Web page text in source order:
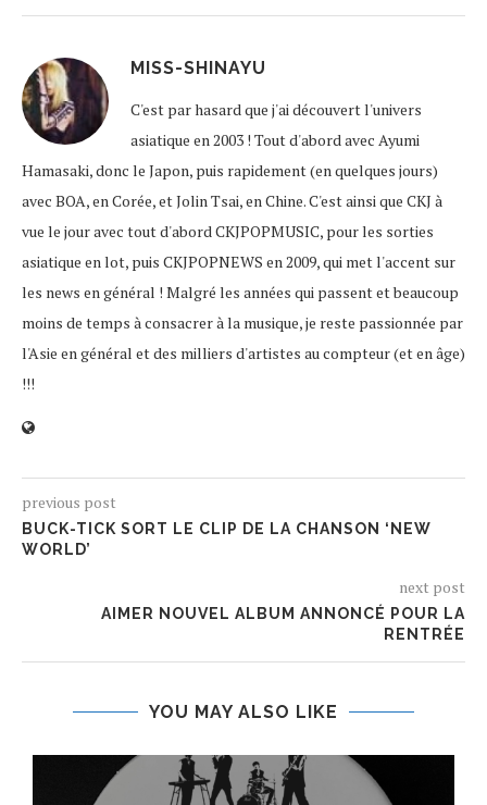
MISS-SHINAYU
C'est par hasard que j'ai découvert l'univers
asiatique en 2003 ! Tout d'abord avec Ayumi
Hamasaki, donc le Japon, puis rapidement (en quelques jours)
avec BOA, en Corée, et Jolin Tsai, en Chine. C'est ainsi que CKJ à
vue le jour avec tout d'abord CKJPOPMUSIC, pour les sorties
asiatique en lot, puis CKJPOPNEWS en 2009, qui met l'accent sur
les news en général ! Malgré les années qui passent et beaucoup
moins de temps à consacrer à la musique, je reste passionnée par
l'Asie en général et des milliers d'artistes au compteur (et en âge)
!!!
previous post
BUCK-TICK SORT LE CLIP DE LA CHANSON ‘NEW
WORLD’
next post
AIMER NOUVEL ALBUM ANNONCÉ POUR LA
RENTRÉE
YOU MAY ALSO LIKE